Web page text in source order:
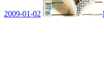
2009-01-02